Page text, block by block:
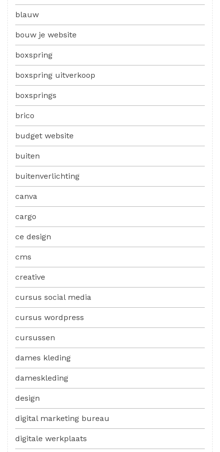
blauw
bouw je website
boxspring
boxspring uitverkoop
boxsprings
brico
budget website
buiten
buitenverlichting
canva
cargo
ce design
cms
creative
cursus social media
cursus wordpress
cursussen
dames kleding
dameskleding
design
digital marketing bureau
digitale werkplaats